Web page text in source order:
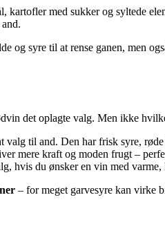
kartofler med sukker og syltede
og syre til at rense ganen, men
det oplagte valg. Men ikke
til and. Den har frisk syre,
mere kraft og moden frugt –
hvis du ønsker en vin med
– for meget garvesyre kan virke